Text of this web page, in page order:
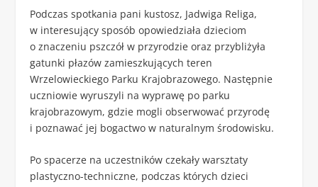
Podczas spotkania pani kustosz, Jadwiga Religa,
w interesujący sposób opowiedziała dzieciom
o znaczeniu pszczół w przyrodzie oraz przybliżyła
gatunki płazów zamieszkujących teren
Wrzelowieckiego Parku Krajobrazowego. Następnie
uczniowie wyruszyli na wyprawę po parku
krajobrazowym, gdzie mogli obserwować przyrodę
i poznawać jej bogactwo w naturalnym środowisku.
Po spacerze na uczestników czekały warsztaty
plastyczno-techniczne, podczas których dzieci